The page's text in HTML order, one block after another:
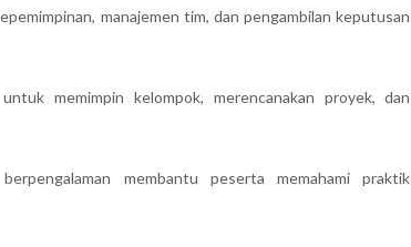
manajemen tim, dan pengambilan keputusan
memimpin kelompok, merencanakan proyek, dan
membantu peserta memahami praktik